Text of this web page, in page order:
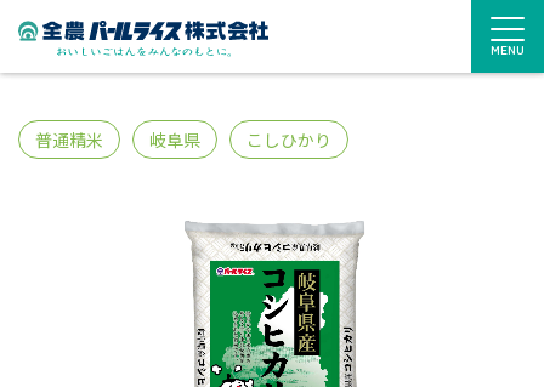
MENU
普通精米 岐阜県 こしひかり